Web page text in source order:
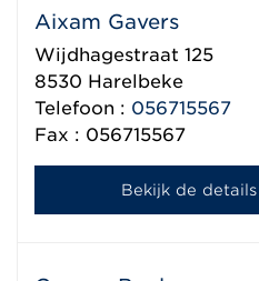
Aixam Gavers
Wijdhagestraat 125
8530 Harelbeke
Telefoon : 056715567
Fax : 056715567
Bekijk de